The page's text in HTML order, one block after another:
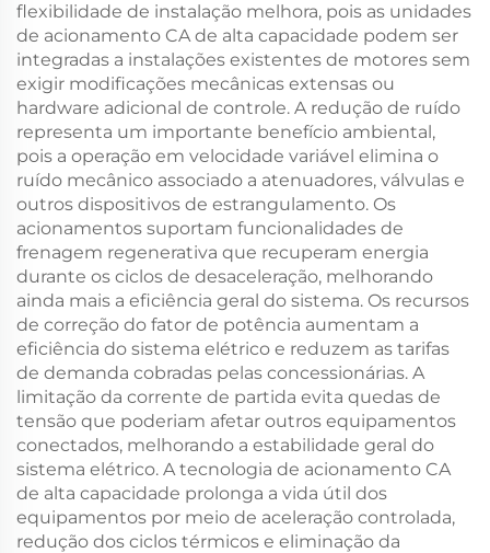
flexibilidade de instalação melhora, pois as unidades
de acionamento CA de alta capacidade podem ser
integradas a instalações existentes de motores sem
exigir modificações mecânicas extensas ou
hardware adicional de controle. A redução de ruído
representa um importante benefício ambiental,
pois a operação em velocidade variável elimina o
ruído mecânico associado a atenuadores, válvulas e
outros dispositivos de estrangulamento. Os
acionamentos suportam funcionalidades de
frenagem regenerativa que recuperam energia
durante os ciclos de desaceleração, melhorando
ainda mais a eficiência geral do sistema. Os recursos
de correção do fator de potência aumentam a
eficiência do sistema elétrico e reduzem as tarifas
de demanda cobradas pelas concessionárias. A
limitação da corrente de partida evita quedas de
tensão que poderiam afetar outros equipamentos
conectados, melhorando a estabilidade geral do
sistema elétrico. A tecnologia de acionamento CA
de alta capacidade prolonga a vida útil dos
equipamentos por meio de aceleração controlada,
redução dos ciclos térmicos e eliminação da